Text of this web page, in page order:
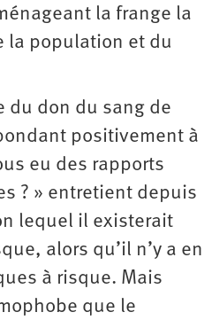
la frange la
la population et du
du don du sang de
positivement à
eu des rapports
? » entretient depuis
lequel il existerait
alors qu’il n’y a en
à risque. Mais
que le